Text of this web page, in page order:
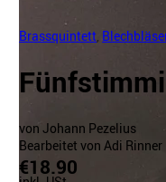
Brassquintett
von Johann Pezelius
Bearbeitet von Adi Rinner
€18.90